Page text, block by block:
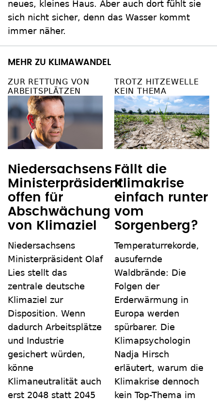
neues, kleines Haus. Aber auch dort fühlt sie
sich nicht sicher, denn das Wasser kommt
immer näher.
MEHR ZU KLIMAWANDEL
ZUR RETTUNG VON
ARBEITSPLÄTZEN
Niedersachsens
Ministerpräsident
offen für
Abschwächung
von Klimaziel
Niedersachsens
Ministerpräsident Olaf
Lies stellt das
zentrale deutsche
Klimaziel zur
Disposition. Wenn
dadurch Arbeitsplätze
und Industrie
gesichert würden,
könne
Klimaneutralität auch
erst 2048 statt 2045
TROTZ HITZEWELLE
KEIN THEMA
Fällt die
Klimakrise
einfach runter
vom
Sorgenberg?
Temperaturrekorde,
ausufernde
Waldbrände: Die
Folgen der
Erderwärmung in
Europa werden
spürbarer. Die
Klimapsychologin
Nadja Hirsch
erläutert, warum die
Klimakrise dennoch
kein Top-Thema im